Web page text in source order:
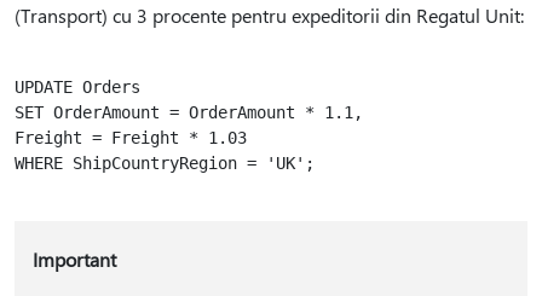
(Transport) cu 3 procente pentru expeditorii din Regatul Unit:
UPDATE Orders
SET OrderAmount = OrderAmount * 1.1,
Freight = Freight * 1.03
WHERE ShipCountryRegion = 'UK';
Important